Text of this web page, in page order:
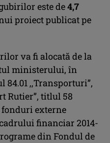
este de4,7
proiect publicat pe
va fi alocată de la
ministerului, în
,,Transporturi”,
Rutier”, titlul 58
fonduri externe
financiar 2014-
din Fondul de